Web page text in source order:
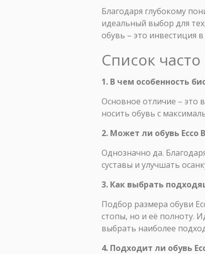
Благодаря глубокому
идеальный выбор для
обувь – это инвестиция
Список
1. В чем особенность
Основное отличие – это
носить обувь с
2. Может ли обувь Ecco
Однозначно да.
суставы и улучшать
3. Как выбрать
Подбор размера обуви
стопы, но и её полноту.
выбрать наиболее
4. Подходит ли обувь